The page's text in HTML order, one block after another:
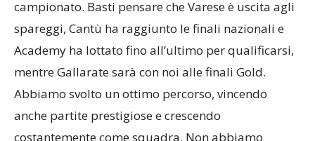
campionato. Basti pensare che Varese è uscita agli
spareggi, Cantù ha raggiunto le finali nazionali e
Academy ha lottato fino all’ultimo per qualificarsi,
Abbiamo svolto un ottimo percorso, vincendo
anche partite prestigiose e crescendo